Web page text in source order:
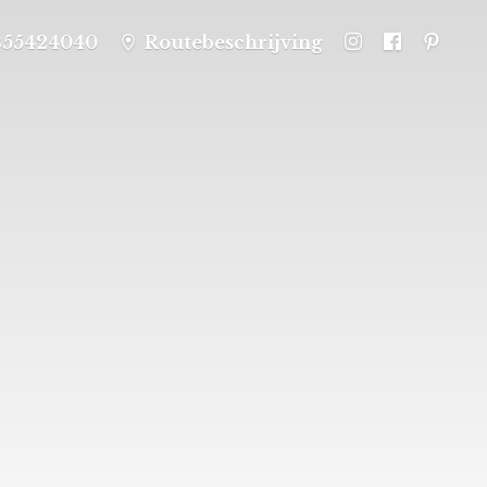
Routebeschrijving